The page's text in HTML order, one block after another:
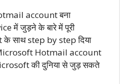
account बना
में जुड़ने के बारे में पूरी
साथ step by step दिया
Hotmail account
की दुनिया से जुड़ सकते